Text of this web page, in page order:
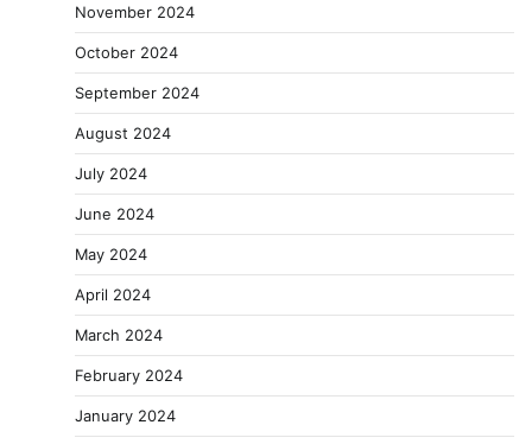
November 2024
October 2024
September 2024
August 2024
July 2024
June 2024
May 2024
April 2024
March 2024
February 2024
January 2024